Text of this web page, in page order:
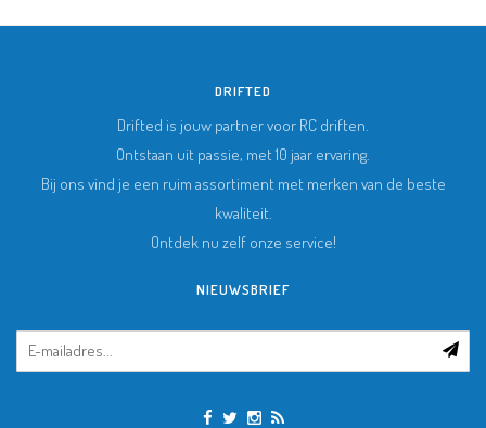
DRIFTED
Drifted is jouw partner voor RC driften.
Ontstaan uit passie, met 10 jaar ervaring.
Bij ons vind je een ruim assortiment met merken van de beste
kwaliteit.
Ontdek nu zelf onze service!
NIEUWSBRIEF